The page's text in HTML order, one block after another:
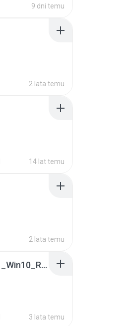
9 dni temu
2 lata temu
14 lat temu
2 lata temu
0009-32bit_Win7_Win8_Win81_Win10_R282.exe
3 lata temu